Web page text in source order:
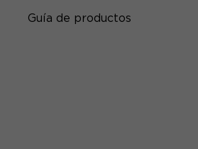
Guía de productos